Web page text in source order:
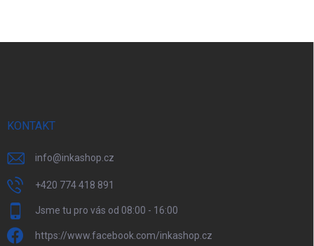
KONTAKT
info@inkashop.cz
+420 774 418 891
Jsme tu pro vás od 08:00 - 16:00
https://www.facebook.com/inkashop.cz